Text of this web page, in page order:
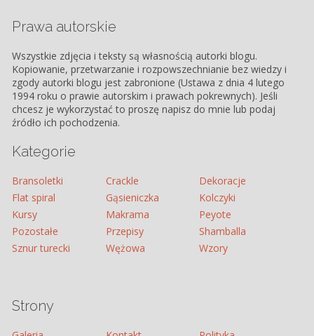
Prawa autorskie
Wszystkie zdjęcia i teksty są własnością autorki blogu.
Kopiowanie, przetwarzanie i rozpowszechnianie bez wiedzy i
zgody autorki blogu jest zabronione (Ustawa z dnia 4 lutego
1994 roku o prawie autorskim i prawach pokrewnych). Jeśli
chcesz je wykorzystać to proszę napisz do mnie lub podaj
źródło ich pochodzenia.
Kategorie
Bransoletki Crackle
Dekoracje
Flat spiral
Gąsieniczka
Kolczyki
Kursy
Makrama
Peyote
Pozostałe
Przepisy
Shamballa
Sznur turecki
Wężowa Wzory
Strony